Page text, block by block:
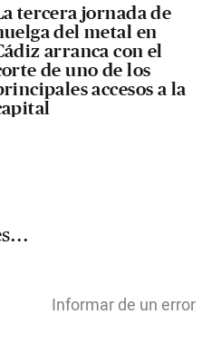
tercera jornada de
del metal en
arranca con el
de uno de los
accesos a la
Informar de un error